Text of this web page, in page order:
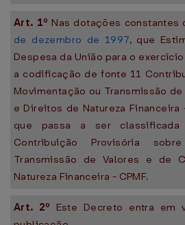
Art. 1º Nas dotações constantes
de dezembro de 1997, que
Despesa da União para o
a codificação de fonte 11
Movimentação ou Transmissão
e Direitos de Natureza Financeira
que passa a ser
Contribuição Provisória
Transmissão de Valores e de
Natureza Financeira - CPMF.
Art. 2º Este Decreto entra em